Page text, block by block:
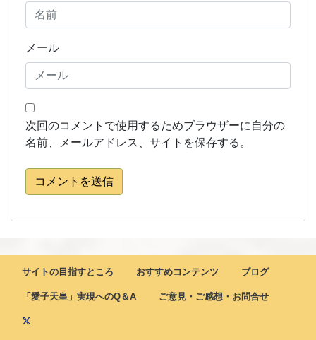
メール
次回のコメントで使用するためブラウザーに自分の
名前、メールアドレス、サイトを保存する。
コメントを送信
サイトの目指すところ おすすめコンテンツ ブログ
「愛子天皇」実現へのQ＆A ご意見・ご感想・お問合せ